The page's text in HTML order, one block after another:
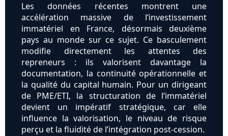
Les données récentes montrent une
accélération massive de l’investissement
immatériel en France, désormais deuxième
pays au monde sur ce sujet. Ce basculement
modifie directement les attentes des
repreneurs : ils valorisent davantage la
documentation, la continuité opérationnelle et
la qualité du capital humain. Pour un dirigeant
de PME/ETI, la structuration de l’immatériel
devient un impératif stratégique, car elle
influence la valorisation, le niveau de risque
perçu et la fluidité de l’intégration post‑cession.